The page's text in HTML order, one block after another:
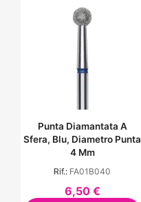
Punta Diamantata A
Sfera, Blu, Diametro Punta
4 Mm
Rif.: FA01B040
6,50 €